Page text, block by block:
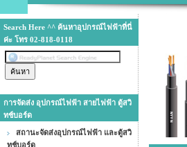
Search Here ^^ ค้นหาอุปกรณ์ไฟฟ้าที่นี่
ค่ะ โทร 02-818-0118
การจัดส่ง อุปกรณ์ไฟฟ้า สายไฟฟ้า ตู้สวิ
ทช์บอร์ด
สถานะจัดส่งอุปกรณ์ไฟฟ้า และตู้สวิ
ทช์บอร์ด